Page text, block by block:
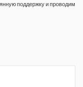
поддержку и проводим
бюллетень
надзору
и недропользование